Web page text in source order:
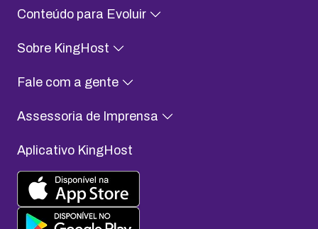
Conteúdo para Evoluir
Sobre KingHost
Fale com a gente
Assessoria de Imprensa
Aplicativo KingHost